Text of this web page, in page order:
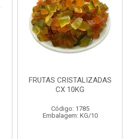
MARGARINA PRIMOR
BALDE 3KG
Código: 1801
Embalagem: BD/1